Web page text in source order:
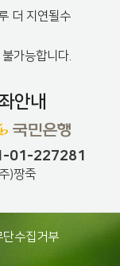
더 지연될수
가능합니다.
안내
01-227281
)짱죽
단수집거부